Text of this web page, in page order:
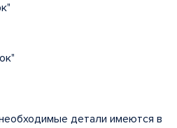
детали имеются в